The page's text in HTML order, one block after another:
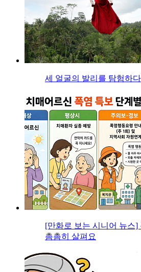
세 얼굴의 발리를 탐험하다
[만화로 보는 시니어 뉴스]
촘촘히 살펴요